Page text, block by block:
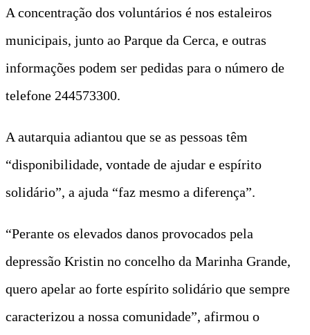
A concentração dos voluntários é nos estaleiros
municipais, junto ao Parque da Cerca, e outras
informações podem ser pedidas para o número de
telefone 244573300.
A autarquia adiantou que se as pessoas têm
“disponibilidade, vontade de ajudar e espírito
solidário”, a ajuda “faz mesmo a diferença”.
“Perante os elevados danos provocados pela
depressão Kristin no concelho da Marinha Grande,
quero apelar ao forte espírito solidário que sempre
caracterizou a nossa comunidade”, afirmou o